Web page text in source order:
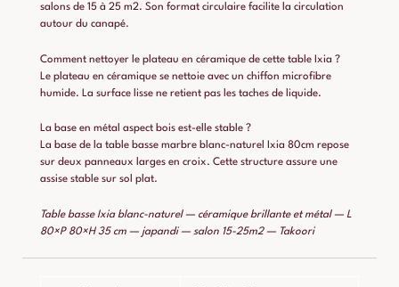
salons de 15 à 25 m2. Son format circulaire facilite la circulation
autour du canapé.
Comment nettoyer le plateau en céramique de cette table Ixia ?
Le plateau en céramique se nettoie avec un chiffon microfibre
humide. La surface lisse ne retient pas les taches de liquide.
La base en métal aspect bois est-elle stable ?
La base de la table basse marbre blanc-naturel Ixia 80cm repose
sur deux panneaux larges en croix. Cette structure assure une
assise stable sur sol plat.
Table basse Ixia blanc-naturel — céramique brillante et métal — L
80×P 80×H 35 cm — japandi — salon 15-25m2 — Takoori